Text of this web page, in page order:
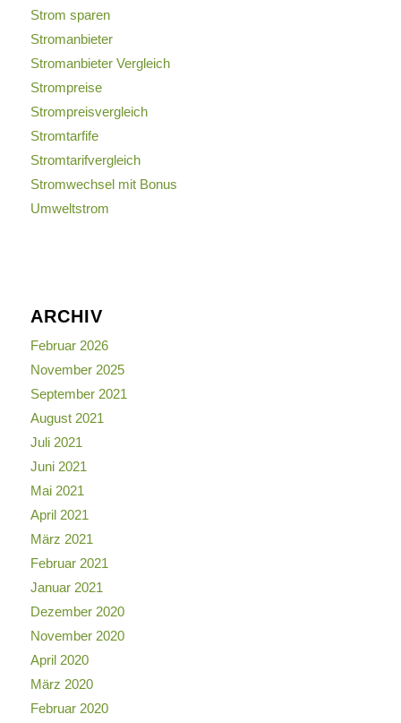
Strom sparen
Stromanbieter
Stromanbieter Vergleich
Strompreise
Strompreisvergleich
Stromtarfife
Stromtarifvergleich
Stromwechsel mit Bonus
Umweltstrom
ARCHIV
Februar 2026
November 2025
September 2021
August 2021
Juli 2021
Juni 2021
Mai 2021
April 2021
März 2021
Februar 2021
Januar 2021
Dezember 2020
November 2020
April 2020
März 2020
Februar 2020